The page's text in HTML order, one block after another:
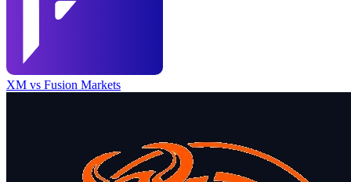
XM vs Fusion Markets